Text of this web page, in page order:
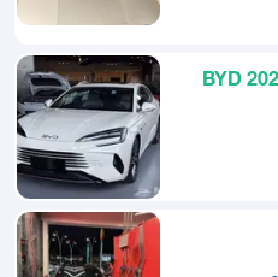
بي واي دي سيل 7 فل كامل 2026 BYD